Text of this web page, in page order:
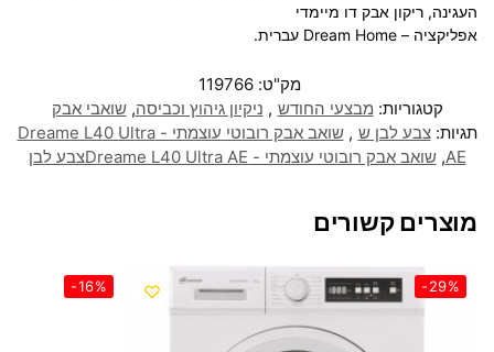
העגינה, ריקון אבק דו מיימדי
אפליקציה – Dream Home עברית.
מק"ט: 119766
קטגוריות: מבצעי החודש , ניקיון גיהוץ וכביסה,שואבי אבק
תגיות:צבע לבן ש ,
שואב אבק רובוטי עוצמתי - Dreame L40 Ultra
AE
,שואב אבק רובוטי עוצמתי - Dreame L40 Ultra AEצבע לבן
מוצרים קשורים
-29%
-16%